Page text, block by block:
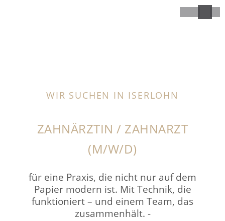
WIR SUCHEN IN ISERLOHN
ZAHNÄRZTIN / ZAHNARZT
(M/W/D)
für eine Praxis, die nicht nur auf dem
Papier modern ist. Mit Technik, die
funktioniert – und einem Team, das
zusammenhält. -